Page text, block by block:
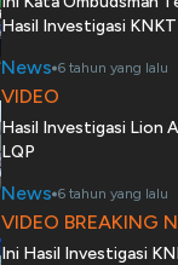
Hasil Investigasi KNKT
News 6 tahun yang lalu
VIDEO
Hasil Investigasi Lion
LQP
News 6 tahun yang lalu
VIDEO BREAKING
Ini Hasil Investigasi